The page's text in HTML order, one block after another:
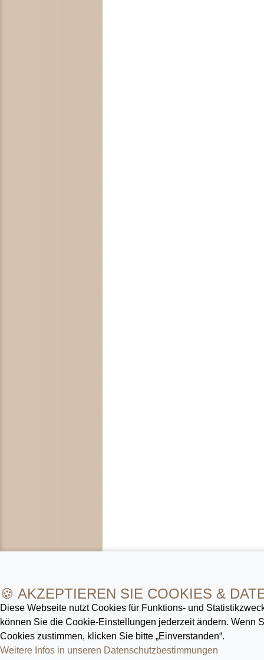
🍪 AKZEPTIEREN SIE COOKIES &
Diese Webseite nutzt Cookies für Funktions- und
können Sie die Cookie-Ein­stellungen jederzeit ändern. Wenn
Cookies zustimmen, klicken Sie bitte „Einverstanden“.
Weitere Infos in unseren Datenschutz­bestimmungen